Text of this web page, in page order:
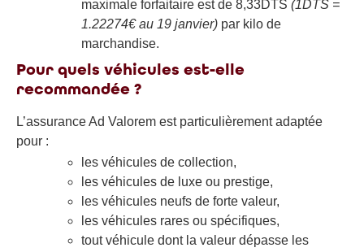
maximale forfaitaire est de 8,33DTS (1DTS =
1.22274€ au 19 janvier) par kilo de
marchandise.
Pour quels véhicules est-elle
recommandée ?
L’assurance Ad Valorem est particulièrement adaptée
pour :
les véhicules de collection,
les véhicules de luxe ou prestige,
les véhicules neufs de forte valeur,
les véhicules rares ou spécifiques,
tout véhicule dont la valeur dépasse les